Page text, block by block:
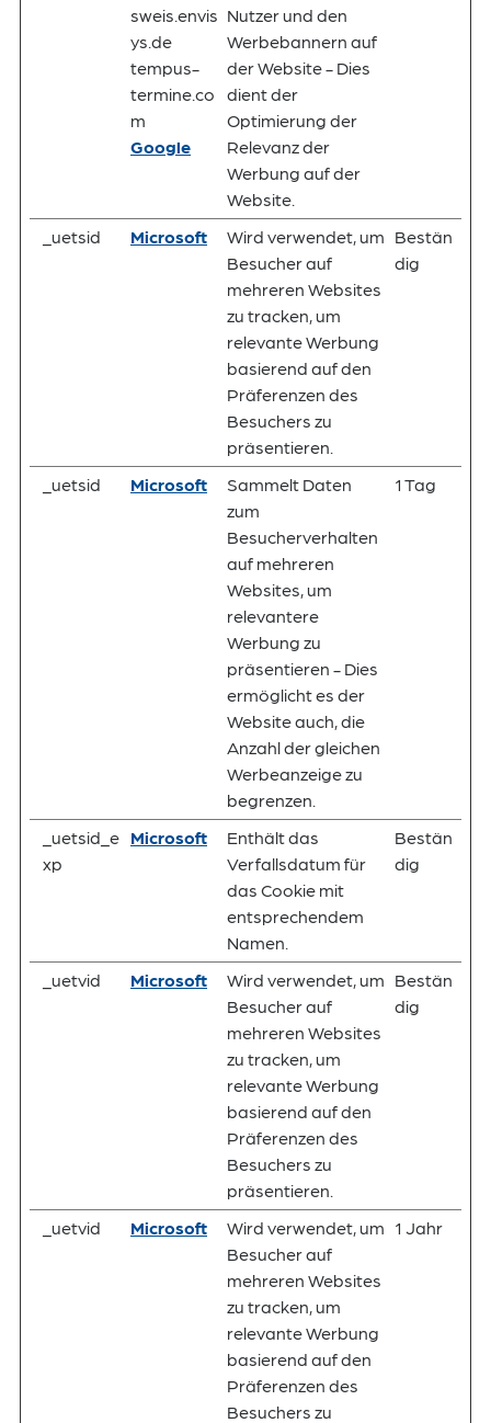
sweis.envis
ys.de
tempus-
termine.co
m
Google
Nutzer und den
Werbebannern auf
der Website - Dies
dient der
Optimierung der
Relevanz der
Werbung auf der
Website.
_uetsid Microsoft
Wird verwendet, um
Besucher auf
mehreren Websites
zu tracken, um
relevante Werbung
basierend auf den
Präferenzen des
Besuchers zu
präsentieren.
Bestän
dig
_uetsid Microsoft
Sammelt Daten
zum
Besucherverhalten
auf mehreren
Websites, um
relevantere
Werbung zu
präsentieren - Dies
ermöglicht es der
Website auch, die
Anzahl der gleichen
Werbeanzeige zu
begrenzen.
1 Tag
_uetsid_e
xp
Microsoft
Enthält das
Verfallsdatum für
das Cookie mit
entsprechendem
Namen.
Bestän
dig
_uetvid Microsoft
Wird verwendet, um
Besucher auf
mehreren Websites
zu tracken, um
relevante Werbung
basierend auf den
Präferenzen des
Besuchers zu
präsentieren.
Bestän
dig
_uetvid Microsoft
Wird verwendet, um
Besucher auf
mehreren Websites
zu tracken, um
relevante Werbung
basierend auf den
Präferenzen des
Besuchers zu
1 Jahr